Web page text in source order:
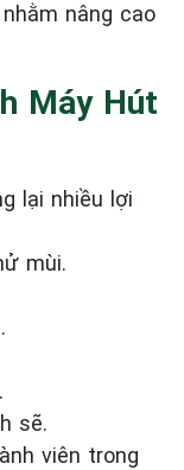
nâng cao
Máy Hút
lại nhiều lợi
mùi.
sẽ.
viên trong